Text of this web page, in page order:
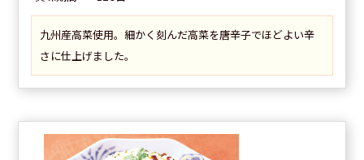
九州産高菜使用。細かく刻んだ高菜を唐辛子でほどよい辛
さに仕上げました。